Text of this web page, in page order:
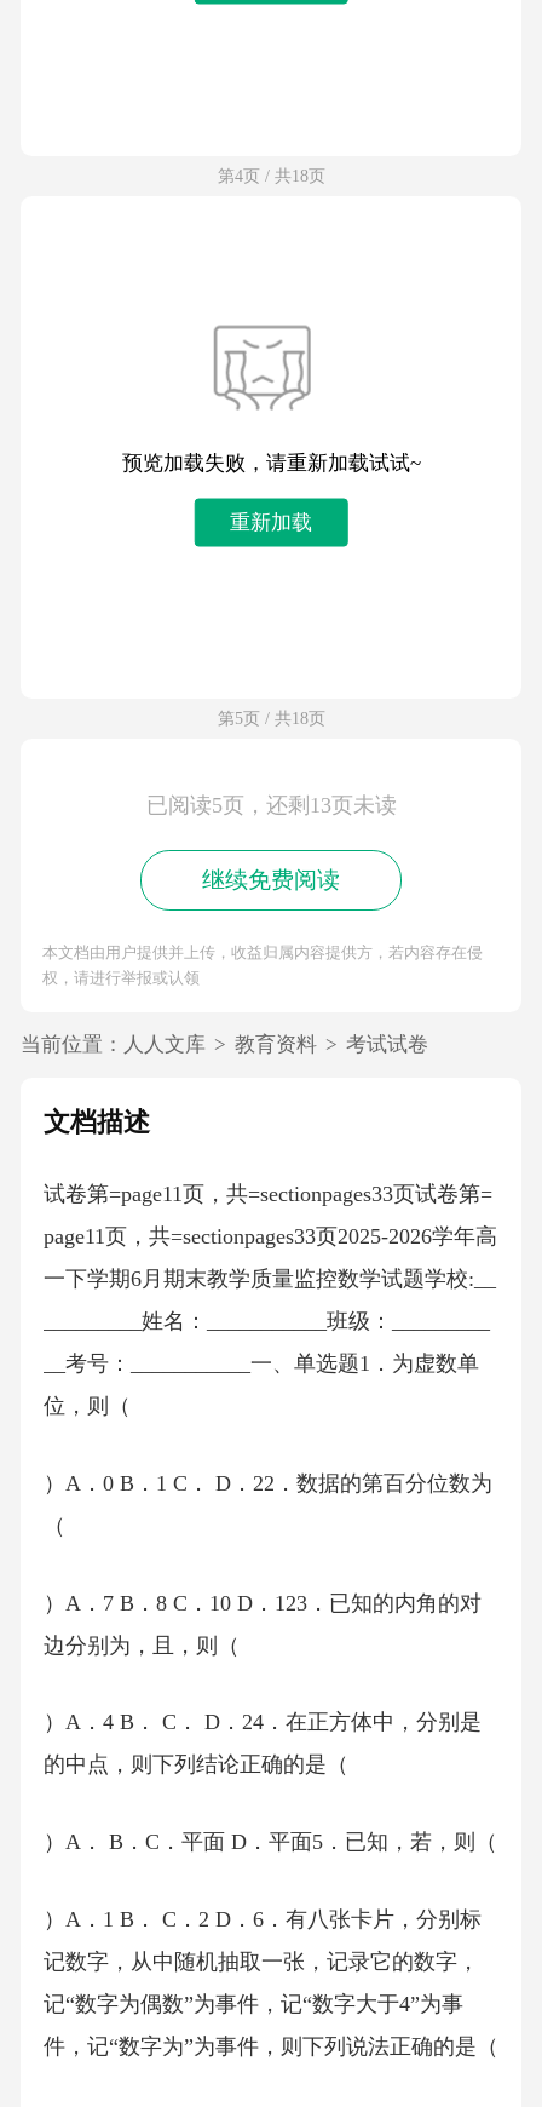
第4页 / 共18页
预览加载失败，请重新加载试试~
重新加载
第5页 / 共18页
已阅读5页，还剩13页未读
继续免费阅读
本文档由用户提供并上传，收益归属内容提供方，若内容存在侵
权，请进行举报或认领
当前位置： 人人文库 > 教育资料 > 考试试卷
文档描述
试卷第=page11页，共=sectionpages33页试卷第=
page11页，共=sectionpages33页2025-2026学年高
一下学期6月期末教学质量监控数学试题学校:__
_________姓名：___________班级：_________
__考号：___________一、单选题1．为虚数单
位，则（
）A．0 B．1 C． D．22．数据的第百分位数为
（
）A．7 B．8 C．10 D．123．已知的内角的对
边分别为，且，则（
）A．4 B． C． D．24．在正方体中，分别是
的中点，则下列结论正确的是（
）A． B．C．平面 D．平面5．已知，若，则（
）A．1 B． C．2 D．6．有八张卡片，分别标
记数字，从中随机抽取一张，记录它的数字，
记“数字为偶数”为事件，记“数字大于4”为事
件，记“数字为”为事件，则下列说法正确的是（